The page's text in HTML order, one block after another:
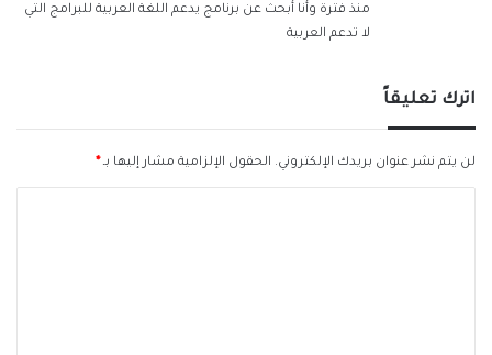
منذ فترة وأنا أبحث عن برنامج يدعم اللغة العربية للبرامج التي
لا تدعم العربية
اترك تعليقاً
لن يتم نشر عنوان بريدك الإلكتروني. الحقول الإلزامية مشار إليها بـ*